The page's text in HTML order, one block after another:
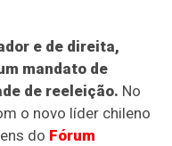
e de direita,
mandato de
de reeleição. No
o novo líder chileno
do Fórum